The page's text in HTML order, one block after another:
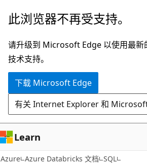
跳
主
要
内
此浏览器不再受支持。
请升级到 Microsoft Edge 以使用最新
技术支持。
下载 Microsoft Edge
有关 Internet Explorer 和
Learn
Azure Azure Databricks 文档 SQL